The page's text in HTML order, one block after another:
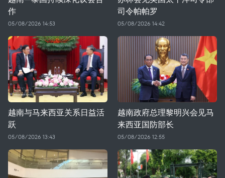
作
05/08/2026 14:53
司令帕帕罗
05/08/2026 14:42
越南与马来西亚关系日益活
跃
05/08/2026 13:43
越南政府总理黎明兴会见马
来西亚国防部长
05/08/2026 12:55